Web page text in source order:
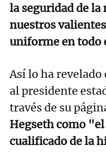
la seguridad de la
nuestros
uniforme en todo
Así lo ha
al presidente
través de su
Hegseth como
cualificado de la